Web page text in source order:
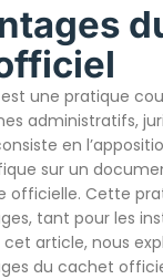
une pratique
administratifs,
en
sur un
officielle. Cette
tant pour les
cet article, nous
du cachet